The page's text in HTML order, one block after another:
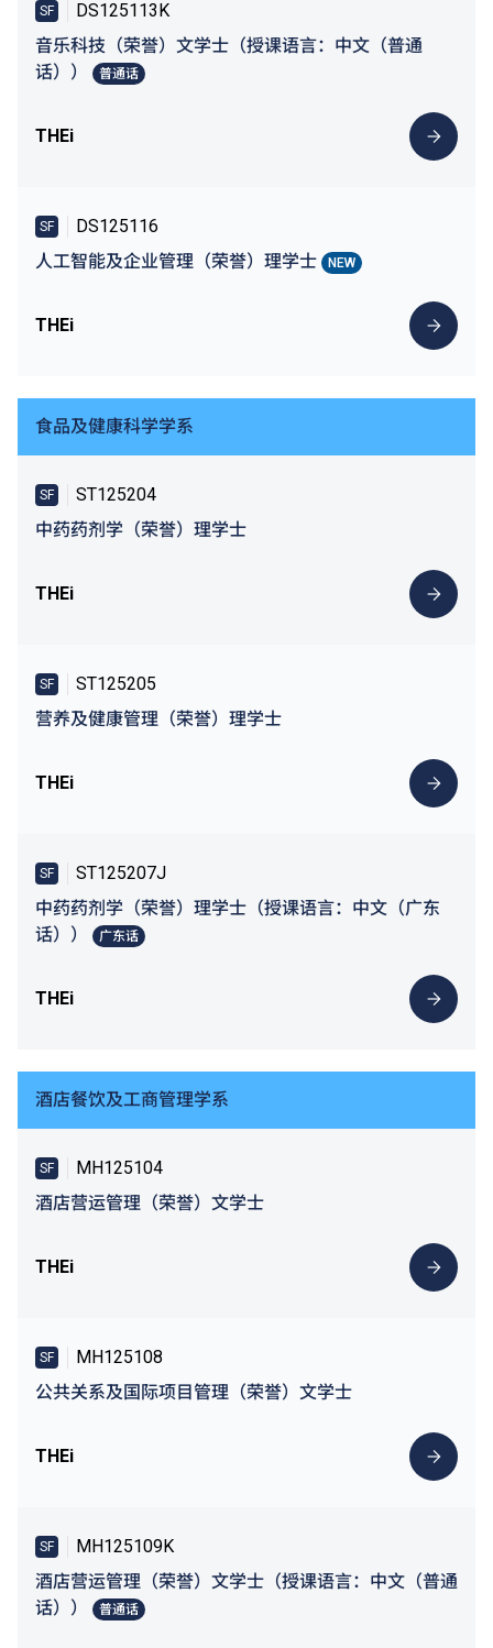
SF
DS125113K
音乐科技（荣誉）文学士（授课语言：中文（普通
话））
普通话
THEi
SF
DS125116
人工智能及企业管理（荣誉）理学士
NEW
THEi
食品及健康科学学系
SF
ST125204
中药药剂学（荣誉）理学士
THEi
SF
ST125205
营养及健康管理（荣誉）理学士
THEi
SF
ST125207J
中药药剂学（荣誉）理学士（授课语言：中文（广东
话））
广东话
THEi
酒店餐饮及工商管理学系
SF
MH125104
酒店营运管理（荣誉）文学士
THEi
SF
MH125108
公共关系及国际项目管理（荣誉）文学士
THEi
SF
MH125109K
酒店营运管理（荣誉）文学士（授课语言：中文（普通
话））
普通话